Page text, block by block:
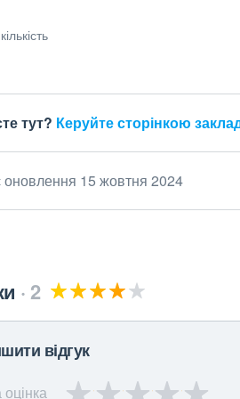
тут? Керуйте сторінкою
оновлення 15 жовтня 2024
2
відгук